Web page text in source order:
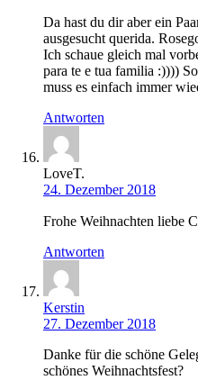
Da hast du dir aber ein
ausgesucht querida.
Ich schaue gleich mal
para te e tua familia :))))
muss es einfach immer
Antworten
LoveT.
24. Dezember 2018
Frohe Weihnachten liebe
Antworten
Kerstin
27. Dezember 2018
Danke für die schöne
schönes Weihnachtsfest?